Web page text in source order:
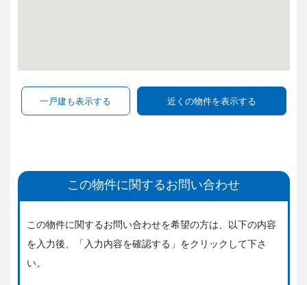
この物件に関するお問い合わせ
この物件に関するお問い合わせを希望の方は、 以下の内容
を入力後、「入力内容を確認する」をクリックして下さ
い。